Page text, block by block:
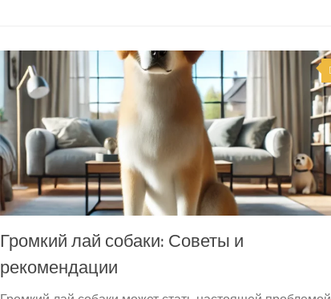
Громкий лай собаки: Советы и
рекомендации